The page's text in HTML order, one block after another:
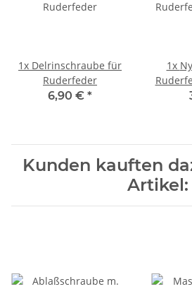
1x Delrinschraube für
Ruderfeder
6,90 € *
1x
Kunden kauften
Artikel: